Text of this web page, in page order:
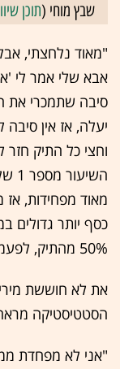
שבץ מוחי (תוכן
"מאוד נלחצתי,
אבא שלי אמר לי
סיבה שתמכרי את
יעלה, אז אין
וחצי כל התיק חזר
מאוד מפחידות,
כסף יותר גדולים
50% מהתיק, לפעמים קצת יותר".
את לא חוששת
הסטטיסטיקה
"אני לא מפחדת